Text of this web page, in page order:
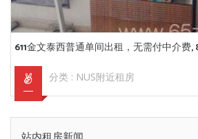
611金文泰西普通单间出租，无需付中介费
分类 : NUS附近租房